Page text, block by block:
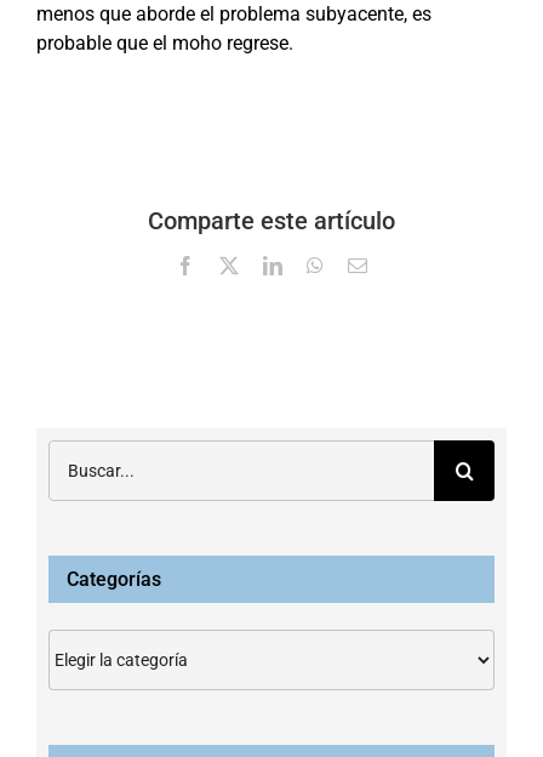
menos que aborde el problema subyacente, es
probable que el moho regrese.
Comparte este artículo
Facebook LinkedInWhatsApp
Correo
Categorías